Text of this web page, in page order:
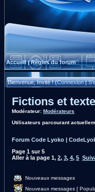
Accueil|Règles du forum
Bienvenue, Invité ! (Connexion|
Fictions et
Modérateur: Modérateurs
Utilisateurs parcourant
Forum Code Lyoko |
Page 1 sur5
Aller à la page 1, 2, 3, 4, 5
Nouveaux messages
Nouveaux messages [